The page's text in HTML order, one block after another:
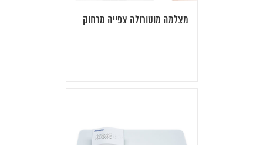
מצלמה מוטורולה צפייה מרחוק